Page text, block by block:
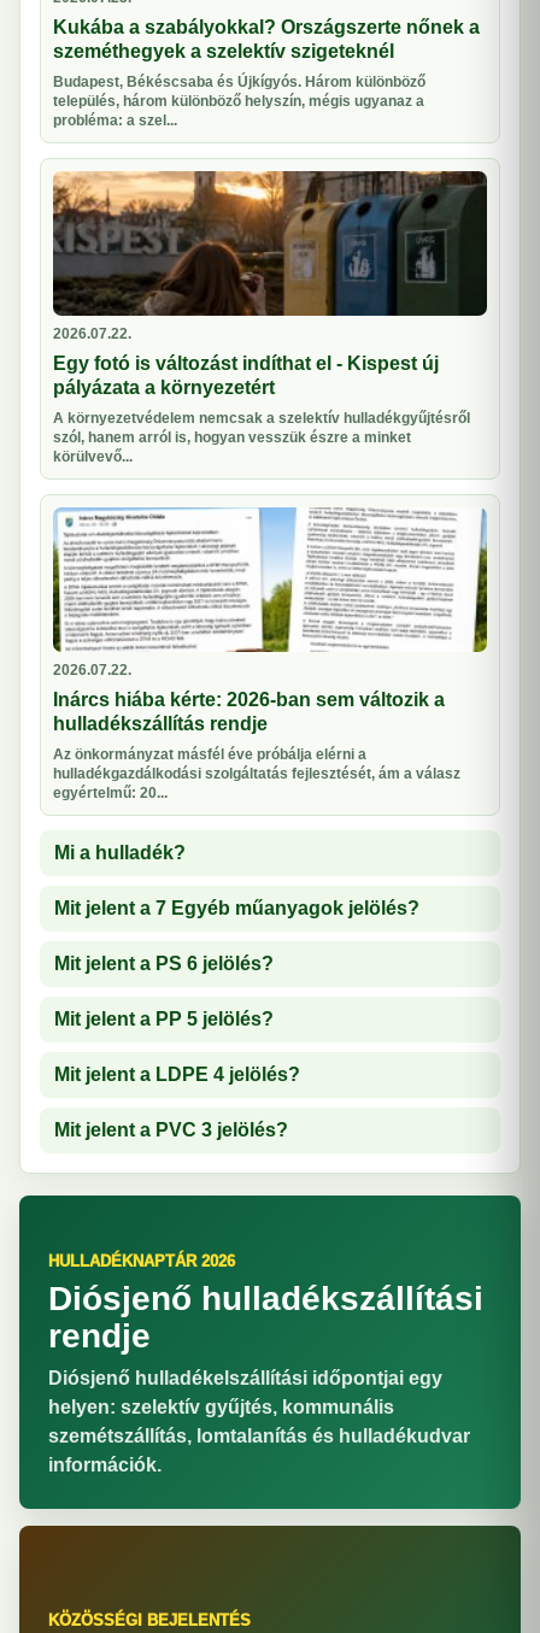
Kukába a szabályokkal? Országszerte nőnek a
szeméthegyek a szelektív szigeteknél
Budapest, Békéscsaba és Újkígyós. Három különböző
település, három különböző helyszín, mégis ugyanaz a
probléma: a szel...
2026.07.22.
Egy fotó is változást indíthat el - Kispest új
pályázata a környezetért
A környezetvédelem nemcsak a szelektív hulladékgyűjtésről
szól, hanem arról is, hogyan vesszük észre a minket
körülvevő...
2026.07.22.
Inárcs hiába kérte: 2026-ban sem változik a
hulladékszállítás rendje
Az önkormányzat másfél éve próbálja elérni a
hulladékgazdálkodási szolgáltatás fejlesztését, ám a válasz
egyértelmű: 20...
Mi a hulladék?
Mit jelent a 7 Egyéb műanyagok jelölés?
Mit jelent a PS 6 jelölés?
Mit jelent a PP 5 jelölés?
Mit jelent a LDPE 4 jelölés?
Mit jelent a PVC 3 jelölés?
HULLADÉKNAPTÁR 2026
Diósjenő hulladékszállítási
rendje
Diósjenő hulladékelszállítási időpontjai egy
helyen: szelektív gyűjtés, kommunális
szemétszállítás, lomtalanítás és hulladékudvar
információk.
KÖZÖSSÉGI BEJELENTÉS